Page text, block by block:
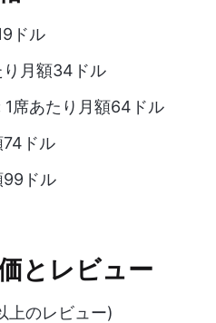
ドル
り月額34ドル
1席あたり月額64ドル
74ドル
99ドル
とレビュー
のレビュー)